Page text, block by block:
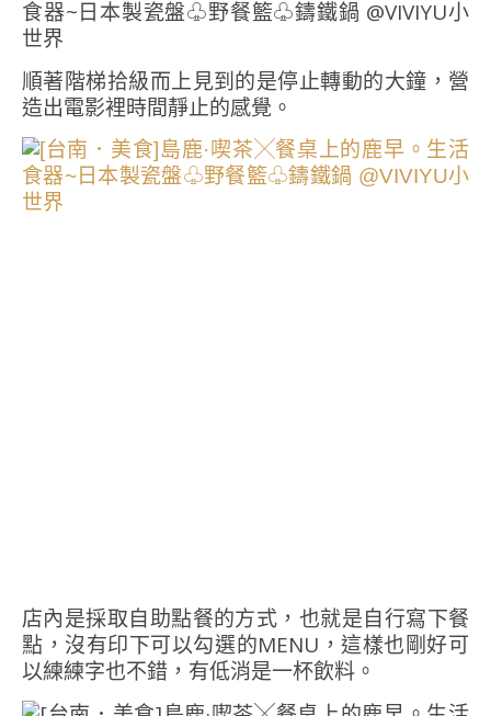
順著階梯拾級而上見到的是停止轉動的大鐘，營
造出電影裡時間靜止的感覺。
店內是採取自助點餐的方式，也就是自行寫下餐
點，沒有印下可以勾選的MENU，這樣也剛好可
以練練字也不錯，有低消是一杯飲料。